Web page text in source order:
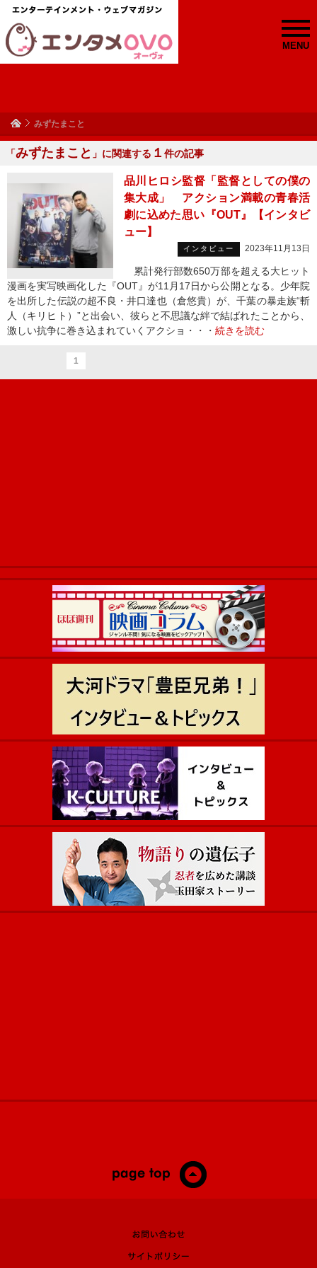
MENU
みずたまこと
「みずたまこと 」に関連する １ 件の記事
品川ヒロシ監督「監督としての僕の
集大成」 アクション満載の青春活
劇に込めた思い『OUT』【インタビ
ュー】
インタビュー 2023年11月13日
累計発行部数650万部を超える大ヒット
漫画を実写映画化した『OUT』が11月17日から公開となる。少年院
を出所した伝説の超不良・井口達也（倉悠貴）が、千葉の暴走族“斬
人（キリヒト）”と出会い、彼らと不思議な絆で結ばれたことから、
激しい抗争に巻き込まれていくアクショ・・・ 続きを読む
1